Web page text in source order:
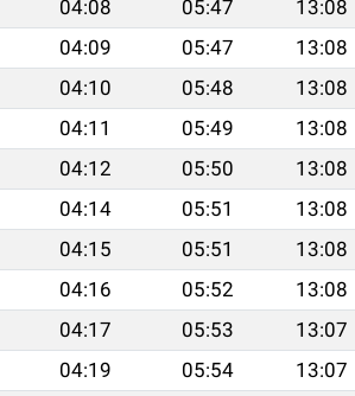
04:08 05:47 13:08
04:09 05:47 13:08
04:10 05:48 13:08
04:11 05:49 13:08
04:12 05:50 13:08
04:14 05:51 13:08
04:15 05:51 13:08
04:16 05:52 13:08
04:17 05:53 13:07
04:19 05:54 13:07